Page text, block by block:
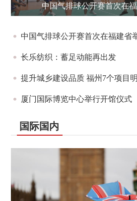
中国气排球公开赛首次在
中国气排球公开赛首次在福建省
长乐纺织：蓄足动能再出发
提升城乡建设品质 福州7个项目
厦门国际博览中心举行开馆仪式
国际国内